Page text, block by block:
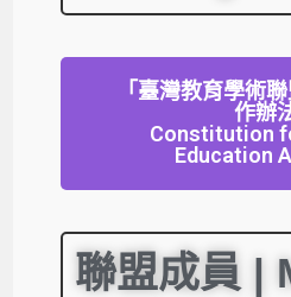
「臺灣教育學術
作辦
Constitution
Education
聯盟成員 |